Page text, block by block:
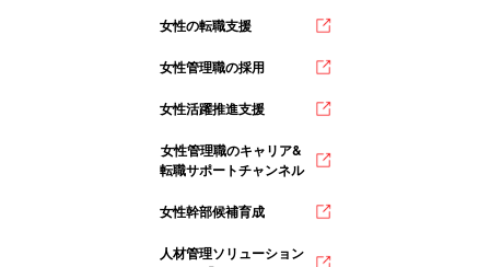
女性の転職支援
女性管理職の採用
女性活躍推進支援
女性管理職のキャリア&
転職サポートチャンネル
女性幹部候補育成
人材管理ソリューション